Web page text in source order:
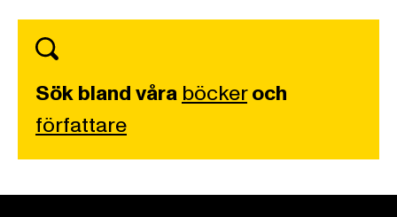
Sök bland våra böckeroch
författare